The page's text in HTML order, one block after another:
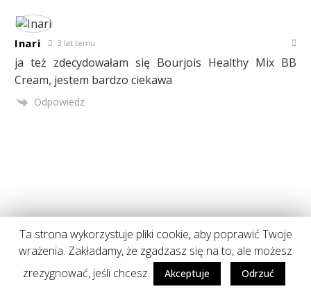
Inari 3 lat temu
ja też zdecydowałam się Bourjois Healthy Mix BB
Cream, jestem bardzo ciekawa
Odpowiedz
POPULARNE POSTY
1 Hity z apteki, które musisz poznać!
Ta strona wykorzystuje pliki cookie, aby poprawić Twoje
wrażenia. Zakładamy, że zgadzasz się na to, ale możesz
zrezygnować, jeśli chcesz.
Akceptuje Odrzuć